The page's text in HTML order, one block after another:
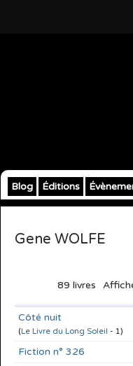
Blog Éditions
Gene WOLFE
89 livres
Côté nuit
(Le Livre du Long Soleil - 1)
Fiction n° 326